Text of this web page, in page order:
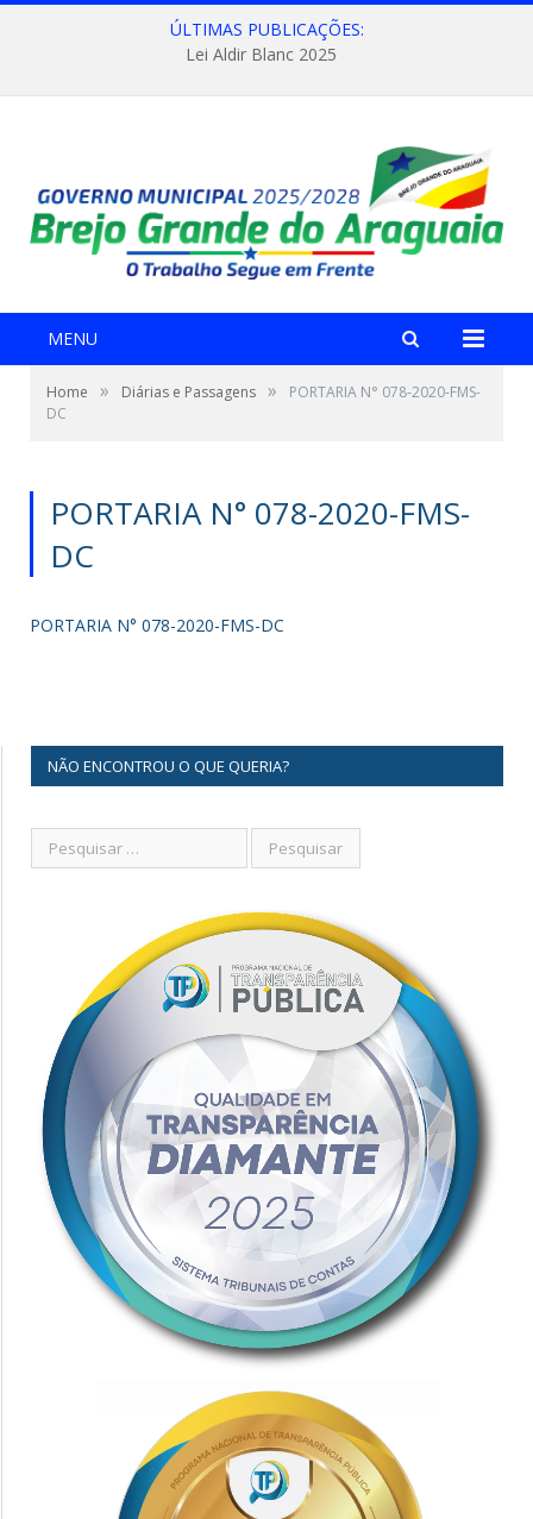
ÚLTIMAS PUBLICAÇÕES:
Lei Aldir Blanc 2025
MENU
Home » Diárias e Passagens »
PORTARIA N° 078-2020-FMS-
DC
PORTARIA N° 078-2020-FMS-
DC
PORTARIA N° 078-2020-FMS-DC
NÃO ENCONTROU O QUE QUERIA?